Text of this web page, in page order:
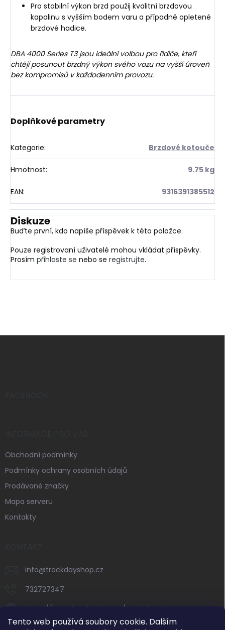
Tento web používá soubory cookie. Dalším
Pro stabilní výkon brzd použij kvalitní brzdovou
kapalinu s vyšším bodem varu a případně opletené
brzdové hadice.
DBA 4000 Series T3 jsou ideální volbou pro řidiče, kteří
chtějí posunout brzdný výkon svého vozu na vyšší úroveň
bez kompromisů v každodenním provozu.
Doplňkové parametry
Kategorie: Brzdové kotouče
Hmotnost: 9.75 kg
EAN: 9316391385512
Diskuze
Buďte první, kdo napíše příspěvek k této položce.
Pouze registrovaní uživatelé mohou vkládat příspěvky.
Prosím přihlaste se nebo se registrujte.
Obchodní podmínky
Podmínky ochrany osobních údajů
Prodávané značky
Mapa serveru
Kontakty
info@trackdayshop.cz
732727347
https://www.facebook.com/trackdayshop